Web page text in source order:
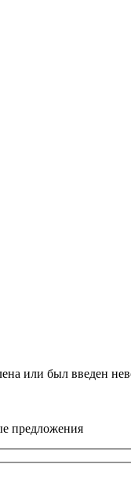
или был введен
предложения